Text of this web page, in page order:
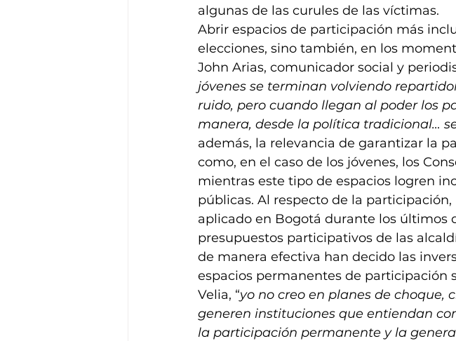
algunas de las curules de las víctimas.
Abrir espacios de participación más
elecciones, sino también, en los
John Arias, comunicador social y
jóvenes se terminan volviendo
ruido, pero cuando llegan al poder los
manera, desde la política tradicional…
además, la relevancia de garantizar la
como, en el caso de los jóvenes, los
mientras este tipo de espacios logren
públicas. Al respecto de la
aplicado en Bogotá durante los últimos
presupuestos participativos de las
de manera efectiva han decido las
espacios permanentes de participación
Velia, “yo no creo en planes de choque,
generen instituciones que entiendan
la participación permanente y la